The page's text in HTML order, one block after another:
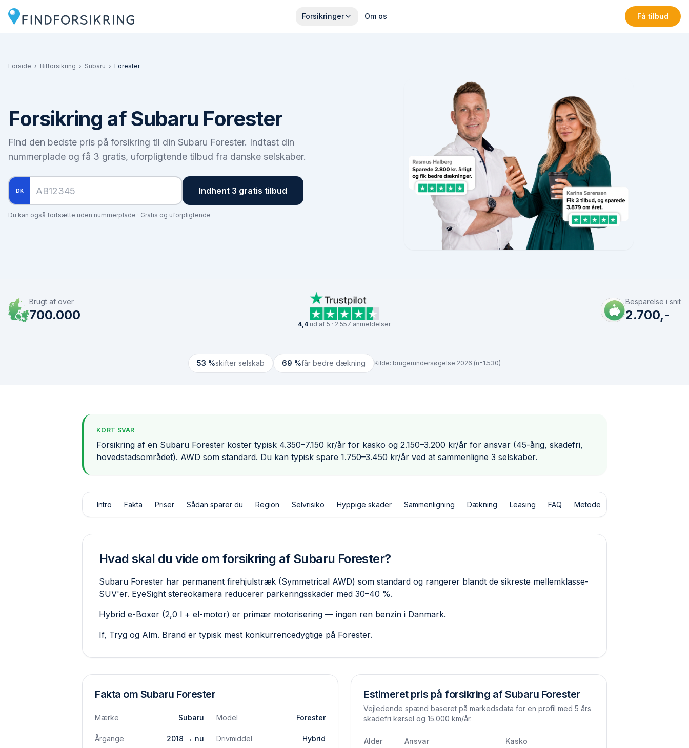
Forsikringer Om os Få tilbud
Forside › Bilforsikring › Subaru › Forester
Forsikring afSubaru Forester
Find den bedste pris på forsikring til din Subaru Forester. Indtast din
nummerplade og få 3 gratis, uforpligtende tilbud fra danske selskaber.
DK Indhent 3 gratis tilbud
Du kan også fortsætte uden nummerplade · Gratis og uforpligtende
Brugt af over
700.000
4,4 ud af 5 · 2.557 anmeldelser
Besparelse i snit
2.700,-
53 %skifter selskab 69 %får bedre dækning Kilde: brugerundersøgelse 2026 (n=1.530)
KORT SVAR
Forsikring af en Subaru Forester koster typisk 4.350–7.150 kr/år for kasko og 2.150–3.200 kr/år for ansvar (45-årig, skadefri,
hovedstadsområdet). AWD som standard. Du kan typisk spare 1.750–3.450 kr/år ved at sammenligne 3 selskaber.
Intro Fakta Priser Sådan sparer du Region Selvrisiko Hyppige skader Sammenligning Dækning Leasing FAQ Metode
Hvad skal du vide om forsikring af Subaru Forester?
Subaru Forester har permanent firehjulstræk (Symmetrical AWD) som standard og rangerer blandt de sikreste mellemklasse-
SUV'er. EyeSight stereo­kamera reducerer parkerings­skader med 30–40 %.
Hybrid e-Boxer (2,0 l + el-motor) er primær motorisering — ingen ren benzin i Danmark.
If, Tryg og Alm. Brand er typisk mest konkurrencedygtige på Forester.
Fakta om Subaru Forester
Mærke Subaru Model Forester
Årgange 2018 → nu Drivmiddel Hybrid
Estimeret pris på forsikring afSubaru Forester
Vejledende spænd baseret på markedsdata for en profil med 5 års
skadefri kørsel og 15.000 km/år.
Alder Ansvar Kasko